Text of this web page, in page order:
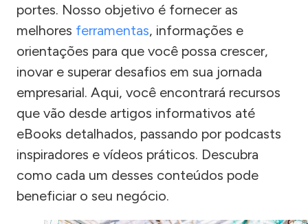
portes. Nosso objetivo é fornecer as
melhores ferramentas, informações e
orientações para que você possa crescer,
inovar e superar desafios em sua jornada
empresarial. Aqui, você encontrará recursos
que vão desde artigos informativos até
eBooks detalhados, passando por podcasts
inspiradores e vídeos práticos. Descubra
como cada um desses conteúdos pode
beneficiar o seu negócio.